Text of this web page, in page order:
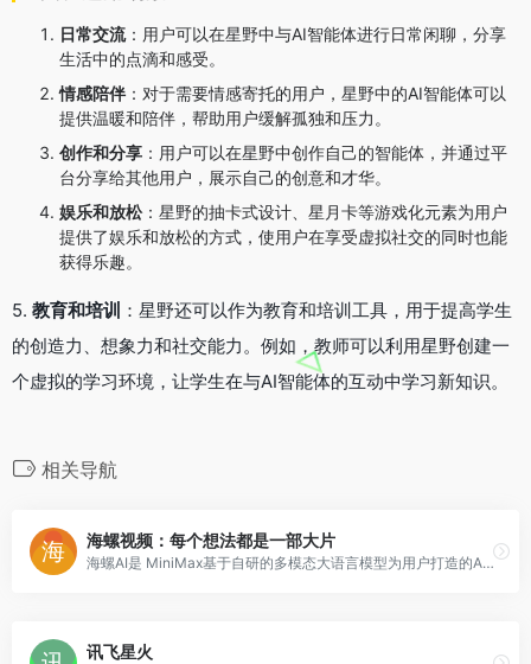
日常交流：用户可以在星野中与AI智能体进行日常闲聊，分享
生活中的点滴和感受。
情感陪伴：对于需要情感寄托的用户，星野中的AI智能体可以
提供温暖和陪伴，帮助用户缓解孤独和压力。
创作和分享 ：用户可以在星野中创作自己的智能体，并通过平
台分享给其他用户，展示自己的创意和才华。
娱乐和放松：星野的抽卡式设计、星月卡等游戏化元素为用户
提供了娱乐和放松的方式，使用户在享受虚拟社交的同时也能
获得乐趣。
5. 教育和培训 ：星野还可以作为教育和培训工具，用于提高学生
的创造力、想象力和社交能力。例如，教师可以利用星野创建一
个虚拟的学习环境，让学生在与AI智能体的互动中学习新知识。
相关导航
海螺视频：每个想法都是一部大片
海螺AI是 MiniMax基于自研的多模态大语言模型为用户打造的AI伙伴，可以帮你智能搜索问答、精准识图解析、沉浸语音通话、专业/创意写作、文档速读总结、还有独家悬浮球功能帮你把琐事化繁为简。10倍速获取信息，10倍速解决问题。从学生到打工人，或者是自由工作者、创作者，不管你是任何角色都可以随时召唤它，上手即用，张嘴就问，无论是AI写作、AI搜题、AI办公、AI翻译、AI编程、AI创作、AI文档总结，还是陪你AI聊天、AI对话、口语陪练、模拟面试。它是你全能的AI助手。
讯飞星火